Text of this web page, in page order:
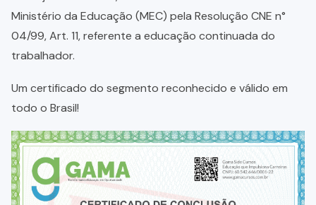
Ministério da Educação (MEC) pela Resolução CNE n°
04/99, Art. 11, referente a educação continuada do
trabalhador.
Um certificado do segmento reconhecido e válido em
todo o Brasil!